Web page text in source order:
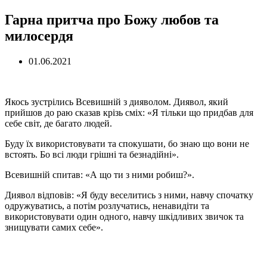
Гарна притча про Божу любов та
милосердя
01.06.2021
Якось зустрілись Всевишній з дияволом. Диявол, який
прийшов до раю сказав крізь сміх: «Я тільки що придбав для
себе світ, де багато людей.
Буду їх використовувати та спокушати, бо знаю що вони не
встоять. Бо всі люди грішні та безнадійні».
Всевишній спитав: «А що ти з ними робиш?».
Диявол відповів: «Я буду веселитись з ними, навчу спочатку
одружуватись, а потім розлучатись, ненавидіти та
використовувати один одного, навчу шкідливих звичок та
знищувати самих себе».